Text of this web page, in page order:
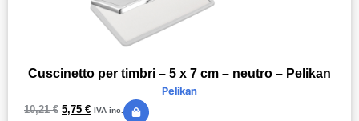
Cuscinetto per timbri – 5 x 7 cm – neutro – Pelikan
Pelikan
10,21€ 5,75 € IVA inc.